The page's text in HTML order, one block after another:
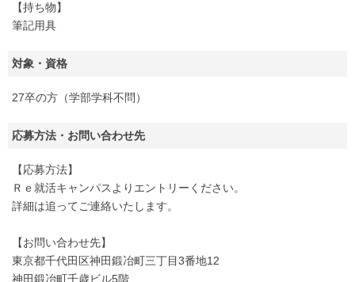
【持ち物】
筆記用具
対象・資格
27卒の方（学部学科不問）
応募方法・お問い合わせ先
【応募方法】
Ｒｅ就活キャンパスよりエントリーください。
詳細は追ってご連絡いたします。
【お問い合わせ先】
東京都千代田区神田鍛冶町三丁目3番地12
神田鍛冶町千歳ビル5階